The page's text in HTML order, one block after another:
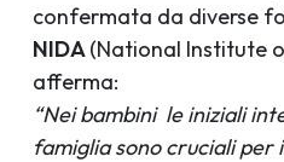
confermata da diverse
NIDA(National Institute
afferma:
“Nei bambini le iniziali
famiglia sono cruciali per